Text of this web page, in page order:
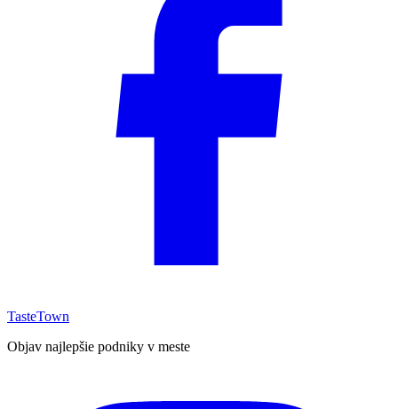
TasteTown
Objav najlepšie podniky v meste